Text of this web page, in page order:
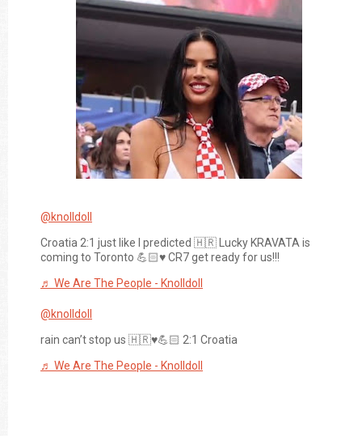
@knolldoll
Croatia 2:1 just like I predicted 🇭🇷 Lucky KRAVATA is
coming to Toronto 💪🏻♥️ CR7 get ready for us!!!
♬ We Are The People - Knolldoll
@knolldoll
rain can’t stop us 🇭🇷♥️💪🏻 2:1 Croatia
♬ We Are The People - Knolldoll